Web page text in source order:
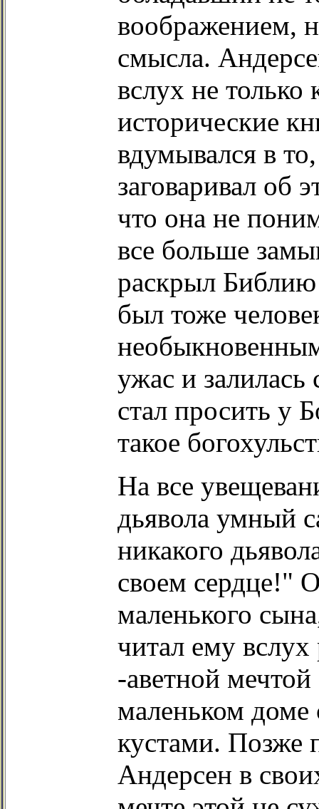
воображением,
смысла.
вслух не только
исторические
вдумывался в
заговаривал об
что она не
все больше
раскрыл
был тоже
ужас и залилась
стал просить у
такое
На все
дьявола умный
никакого
своем сердце!"
маленького
читал ему вслух
-аветной
маленьком
кустами. Позже
Андерсен в